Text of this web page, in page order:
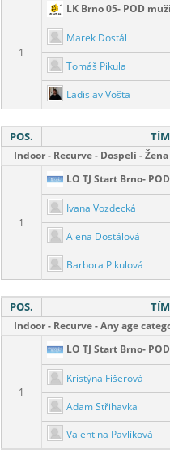
1
LK Brno 05- POD
Marek Dostál
Tomáš Pikula
Ladislav Vošta
POS. TÍM
Indoor - Recurve - Dospelí -
1
LO TJ Start Brno-
Ivana Vozdecká
Alena Dostálová
Barbora Pikulová
POS. TÍM
Indoor - Recurve - Any age
1
LO TJ Start Brno-
Kristýna Fišerová
Adam Střihavka
Valentina Pavlíková